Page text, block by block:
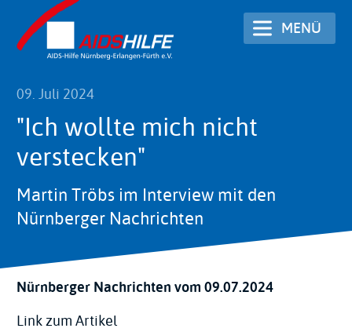
Direkt
zum
Inhalt
MENÜ
09. Juli 2024
"Ich wollte mich nicht
verstecken"
Martin Tröbs im Interview mit den
Nürnberger Nachrichten
Nürnberger Nachrichten vom 09.07.2024
Link zum Artikel